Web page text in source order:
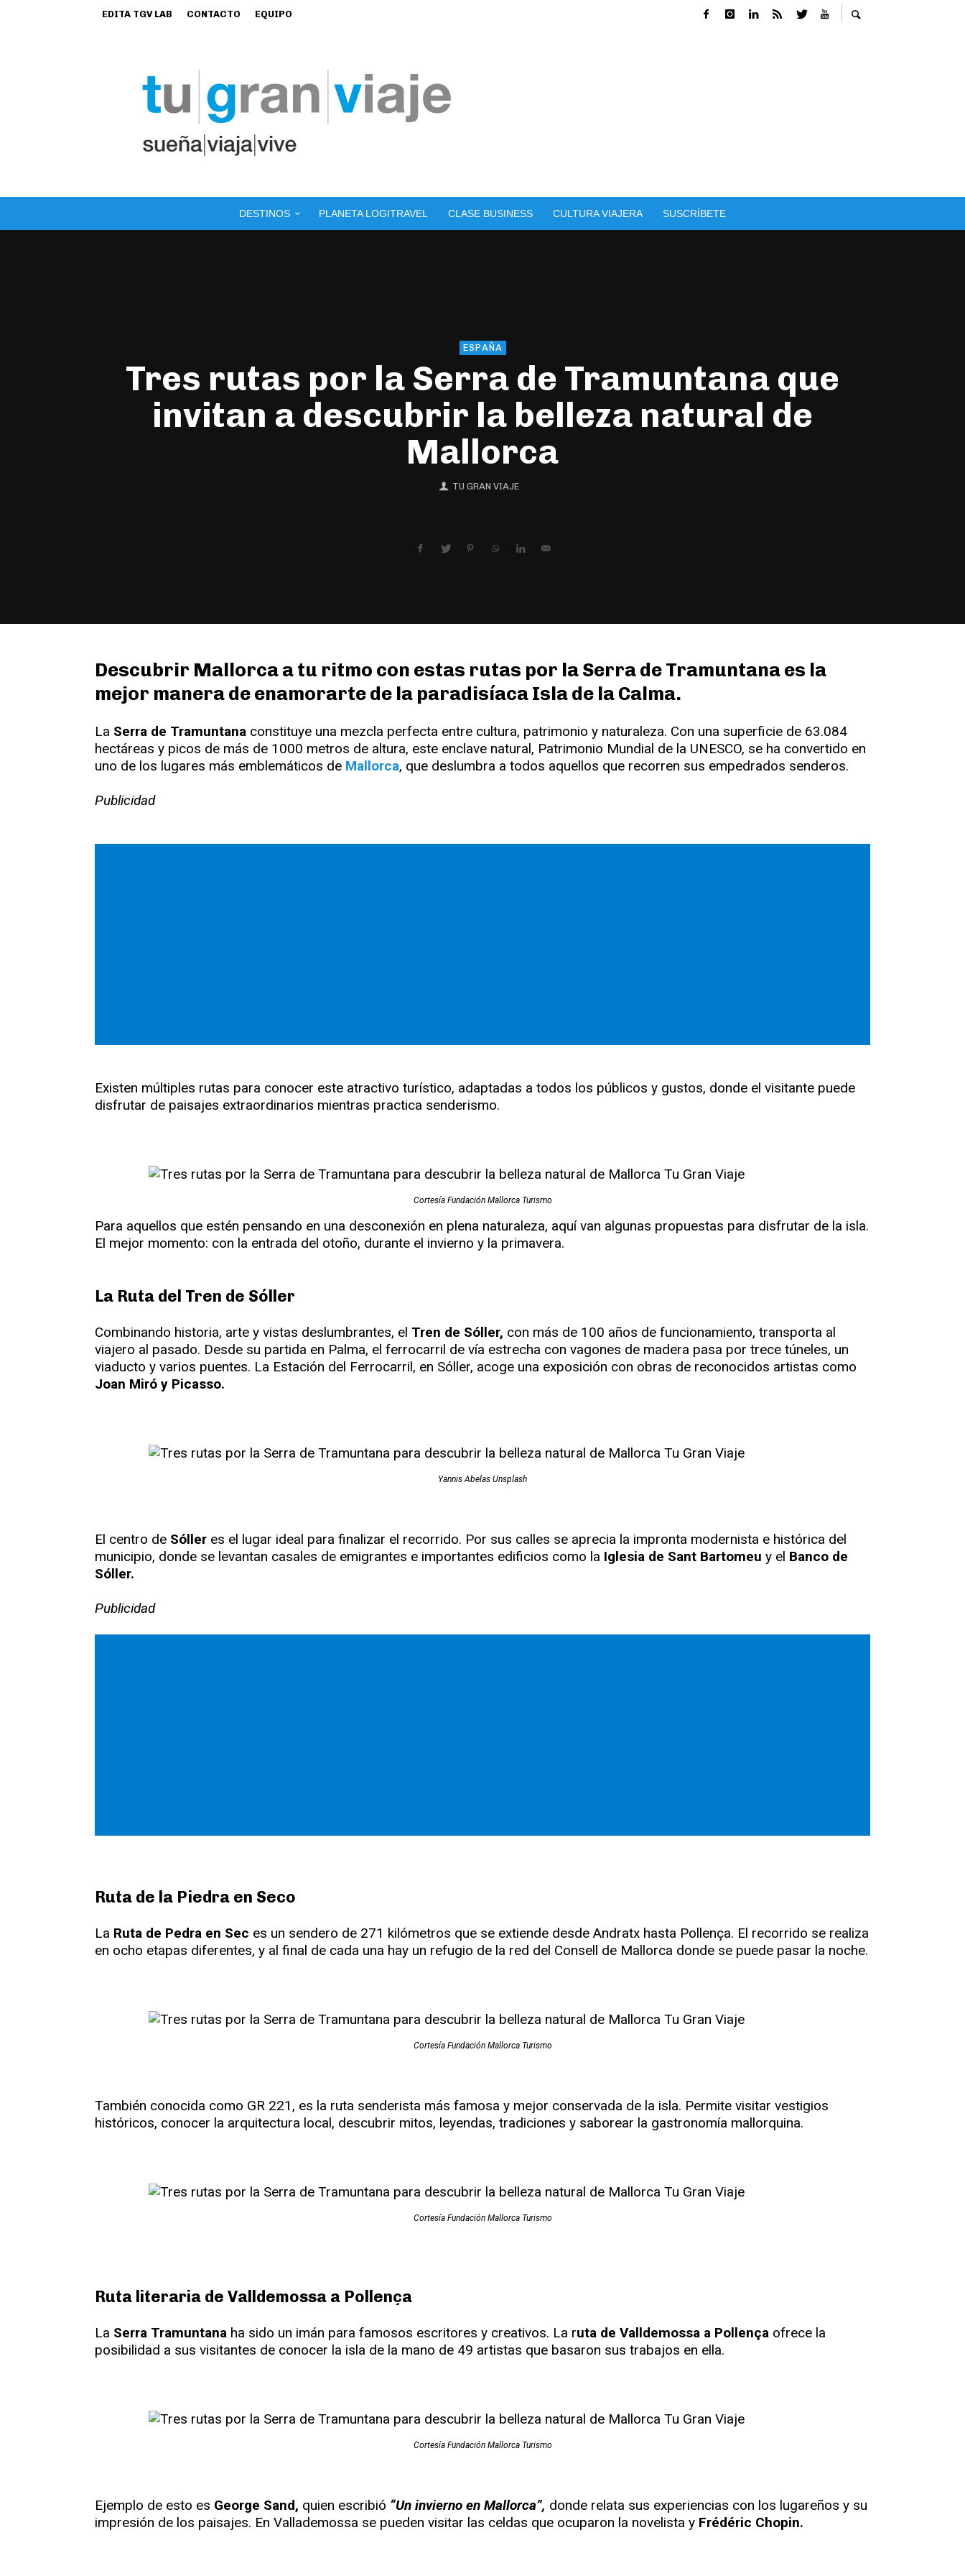
EDITA TGV LAB CONTACTO EQUIPO
DESTINOS PLANETA LOGITRAVEL CLASE BUSINESS CULTURA VIAJERA SUSCRÍBETE
ESPAÑA
Tres rutas por la Serra de Tramuntana que
invitan a descubrir la belleza natural de
Mallorca
TU GRAN VIAJE
Descubrir Mallorca a tu ritmo con estas rutas por la Serra de Tramuntana es la
mejor manera de enamorarte de la paradisíaca Isla de la Calma.
La Serra de Tramuntana constituye una mezcla perfecta entre cultura, patrimonio y naturaleza. Con una superficie de 63.084
hectáreas y picos de más de 1000 metros de altura, este enclave natural, Patrimonio Mundial de la UNESCO, se ha convertido en
uno de los lugares más emblemáticos de Mallorca, que deslumbra a todos aquellos que recorren sus empedrados senderos.
Publicidad
Existen múltiples rutas para conocer este atractivo turístico, adaptadas a todos los públicos y gustos, donde el visitante puede
disfrutar de paisajes extraordinarios mientras practica senderismo.
Cortesía Fundación Mallorca Turismo
Para aquellos que estén pensando en una desconexión en plena naturaleza, aquí van algunas propuestas para disfrutar de la isla.
El mejor momento: con la entrada del otoño, durante el invierno y la primavera.
La Ruta del Tren de Sóller
Combinando historia, arte y vistas deslumbrantes, el Tren de Sóller, con más de 100 años de funcionamiento, transporta al
viajero al pasado. Desde su partida en Palma, el ferrocarril de vía estrecha con vagones de madera pasa por trece túneles, un
viaducto y varios puentes. La Estación del Ferrocarril, en Sóller, acoge una exposición con obras de reconocidos artistas como
Joan Miró y Picasso.
Yannis Abelas Unsplash
El centro de Sóller es el lugar ideal para finalizar el recorrido. Por sus calles se aprecia la impronta modernista e histórica del
municipio, donde se levantan casales de emigrantes e importantes edificios como la Iglesia de Sant Bartomeu y el Banco de
Sóller.
Publicidad
Ruta de la Piedra en Seco
La Ruta de Pedra en Sec es un sendero de 271 kilómetros que se extiende desde Andratx hasta Pollença. El recorrido se realiza
en ocho etapas diferentes, y al final de cada una hay un refugio de la red del Consell de Mallorca donde se puede pasar la noche.
Cortesía Fundación Mallorca Turismo
También conocida como GR 221, es la ruta senderista más famosa y mejor conservada de la isla. Permite visitar vestigios
históricos, conocer la arquitectura local, descubrir mitos, leyendas, tradiciones y saborear la gastronomía mallorquina.
Cortesía Fundación Mallorca Turismo
Ruta literaria de Valldemossa a Pollença
La Serra Tramuntana ha sido un imán para famosos escritores y creativos. La ruta de Valldemossa a Pollença ofrece la
posibilidad a sus visitantes de conocer la isla de la mano de 49 artistas que basaron sus trabajos en ella.
Cortesía Fundación Mallorca Turismo
Ejemplo de esto es George Sand, quien escribió “Un invierno en Mallorca”, donde relata sus experiencias con los lugareños y su
impresión de los paisajes. En Vallademossa se pueden visitar las celdas que ocuparon la novelista y Frédéric Chopin.